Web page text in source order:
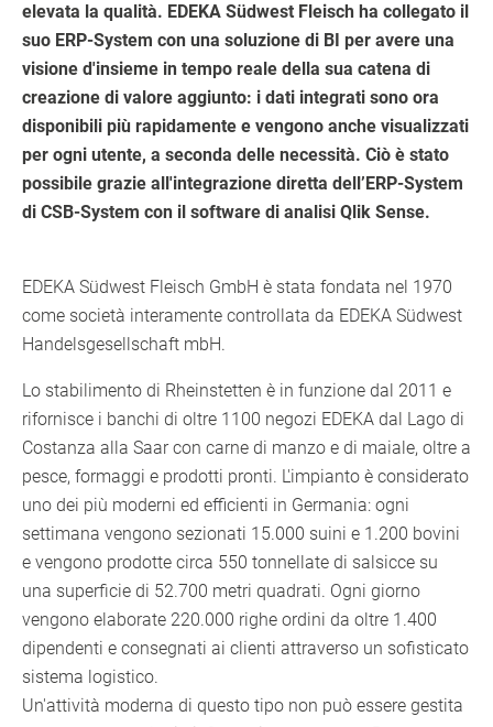
elevata la qualità. EDEKA Südwest Fleisch ha collegato il
suo ERP-System con una soluzione di BI per avere una
visione d'insieme in tempo reale della sua catena di
creazione di valore aggiunto: i dati integrati sono ora
disponibili più rapidamente e vengono anche visualizzati
per ogni utente, a seconda delle necessità. Ciò è stato
possibile grazie all'integrazione diretta dell’ERP-System
di CSB-System con il software di analisi Qlik Sense.
EDEKA Südwest Fleisch GmbH è stata fondata nel 1970
come società interamente controllata da EDEKA Südwest
Handelsgesellschaft mbH.
Lo stabilimento di Rheinstetten è in funzione dal 2011 e
rifornisce i banchi di oltre 1100 negozi EDEKA dal Lago di
Costanza alla Saar con carne di manzo e di maiale, oltre a
pesce, formaggi e prodotti pronti. L'impianto è considerato
uno dei più moderni ed efficienti in Germania: ogni
settimana vengono sezionati 15.000 suini e 1.200 bovini
e vengono prodotte circa 550 tonnellate di salsicce su
una superficie di 52.700 metri quadrati. Ogni giorno
vengono elaborate 220.000 righe ordini da oltre 1.400
dipendenti e consegnati ai clienti attraverso un sofisticato
sistema logistico.
Un'attività moderna di questo tipo non può essere gestita